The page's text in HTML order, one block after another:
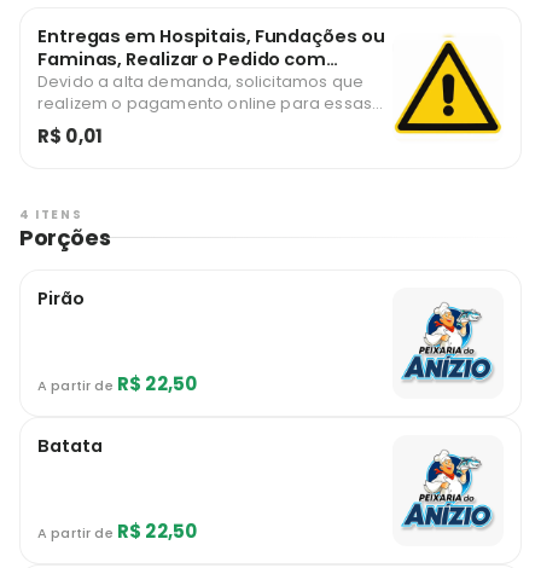
Entregas em Hospitais, Fundações ou
Faminas, Realizar o Pedido com
Pagamento Online
Devido a alta demanda, solicitamos que
realizem o pagamento online para essas
localidades. Agradeço!
R$ 0,01
4 ITENS
Porções
Pirão
A partir de R$ 22,50
Batata
A partir de R$ 22,50